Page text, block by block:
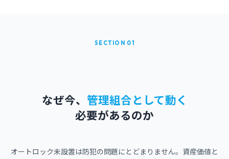
SECTION 01
なぜ今、 管理組合として動く
必要があるのか
オートロック未設置は防犯の問題にとどまりません。資産価値と